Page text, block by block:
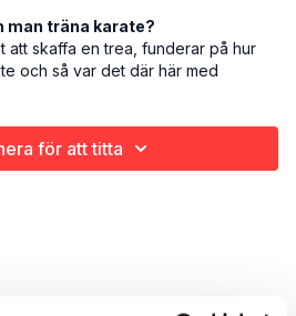
man träna karate?
att skaffa en trea, funderar på hur
och så var det där här med
Länge leve tightsen!
för att titta